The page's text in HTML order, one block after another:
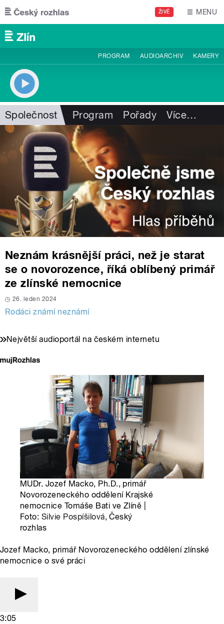
Přejít k hlavnímu obsahu
ŽIVĚ MENU
PROGRAM AUDIOARCHIV KAMERY
Společnost Program Pořady Více…
Neznám krásnější práci, než je starat
se o novorozence, říká oblíbený primář
ze zlínské nemocnice
26. leden 2024
Rodáci známí neznámí
Největší audioportál na českém internetu
MUDr. Jozef Macko, Ph.D., primář
Novorozeneckého oddělení Krajské
nemocnice Tomáše Bati ve Zlíně |
Foto: Silvie Pospíšilová, Český
rozhlas
Jozef Macko, primář Novorozeneckého oddělení zlínské
nemocnice o své práci
3:05